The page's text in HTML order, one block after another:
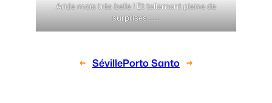
Aride mais très belle ! Et tellement pleine de
surprises …….
← SévillePorto Santo →